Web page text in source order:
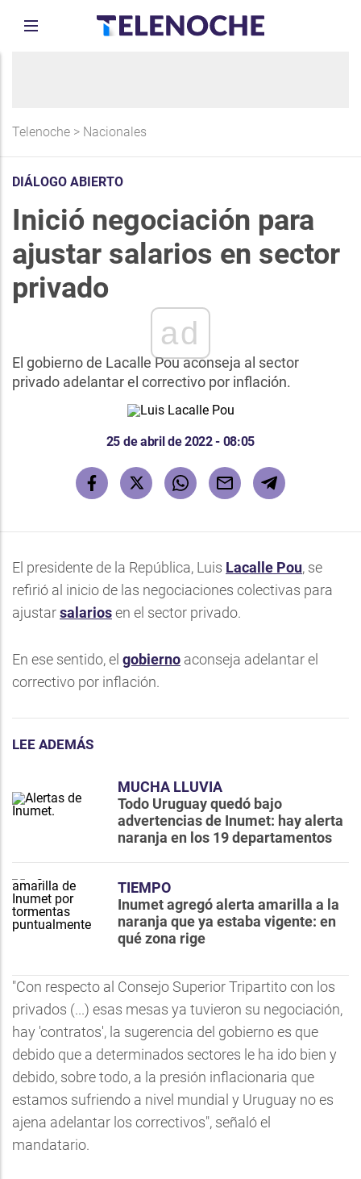
Telenoche > Nacionales
DIÁLOGO ABIERTO
Inició negociación para
ajustar salarios en sector
privado
ad
El gobierno de Lacalle Pou aconseja al sector
privado adelantar el correctivo por inflación.
25 de abril de 2022 - 08:05
El presidente de la República, Luis Lacalle Pou, se
refirió al inicio de las negociaciones colectivas para
ajustarsalariosen el sector privado.
En ese sentido, el gobierno aconseja adelantar el
correctivo por inflación.
LEE ADEMÁS
MUCHA LLUVIA
Todo Uruguay quedó bajo
advertencias de Inumet: hay alerta
naranja en los 19 departamentos
TIEMPO
Inumet agregó alerta amarilla a la
naranja que ya estaba vigente: en
qué zona rige
"Con respecto al Consejo Superior Tripartito con los
privados (...) esas mesas ya tuvieron su negociación,
hay 'contratos', la sugerencia del gobierno es que
debido que a determinados sectores le ha ido bien y
debido, sobre todo, a la presión inflacionaria que
estamos sufriendo a nivel mundial y Uruguay no es
ajena adelantar los correctivos", señaló el
mandatario.